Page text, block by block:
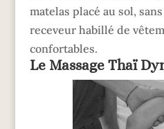
matelas placé au sol,
receveur habillé de
confortables.
Le Massage Thaï